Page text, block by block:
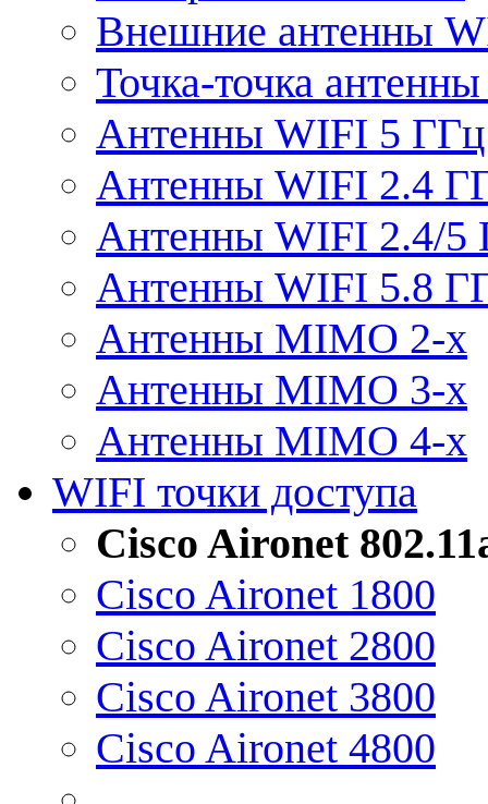
Внешние антенны
Точка-точка
Антенны WIFI 5 ГГц
Антенны WIFI 2.4
Антенны WIFI 2.4/5
Антенны WIFI 5.8
Антенны MIMO 2-x
Антенны MIMO 3-x
Антенны MIMO 4-x
WIFI точки доступа
Cisco Aironet
Cisco Aironet 1800
Cisco Aironet 2800
Cisco Aironet 3800
Cisco Aironet 4800